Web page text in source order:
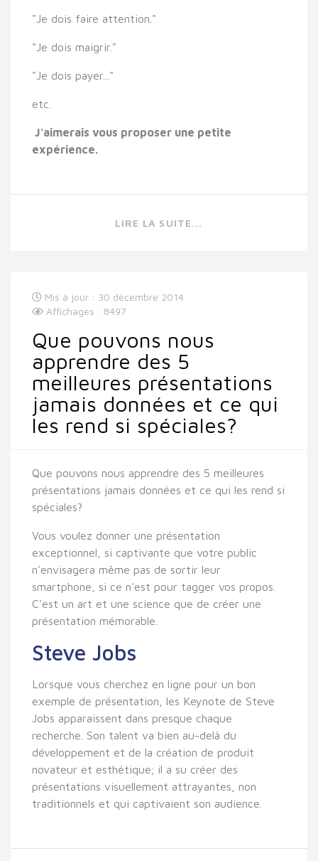
"Je dois faire attention."
"Je dois maigrir."
"Je dois payer..."
etc.
J'aimerais vous proposer une petite
expérience.
LIRE LA SUITE...
Mis à jour : 30 décembre 2014
Affichages : 8497
Que pouvons nous
apprendre des 5
meilleures présentations
jamais données et ce qui
les rend si spéciales?
Que pouvons nous apprendre des 5 meilleures
présentations jamais données et ce qui les rend si
spéciales?
Vous voulez donner une présentation
exceptionnel, si captivante que votre public
n'envisagera même pas de sortir leur
smartphone, si ce n'est pour tagger vos propos.
C'est un art et une science que de créer une
présentation mémorable.
Steve Jobs
Lorsque vous cherchez en ligne pour un bon
exemple de présentation, les Keynote de Steve
Jobs apparaissent dans presque chaque
recherche. Son talent va bien au-delà du
développement et de la création de produit
novateur et esthétique; il a su créer des
présentations visuellement attrayantes, non
traditionnels et qui captivaient son audience.